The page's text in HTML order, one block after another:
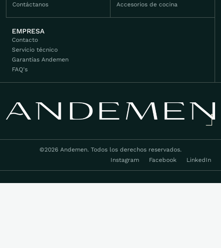
Contáctanos
Accesorios de cocina
EMPRESA
Contacto
Servicio técnico
Garantías Andemen
FAQ's
©2026 Andemen. Todos los derechos reservados.
Instagram
Facebook LinkedIn